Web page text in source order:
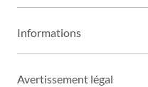
Informations
Avertissement légal